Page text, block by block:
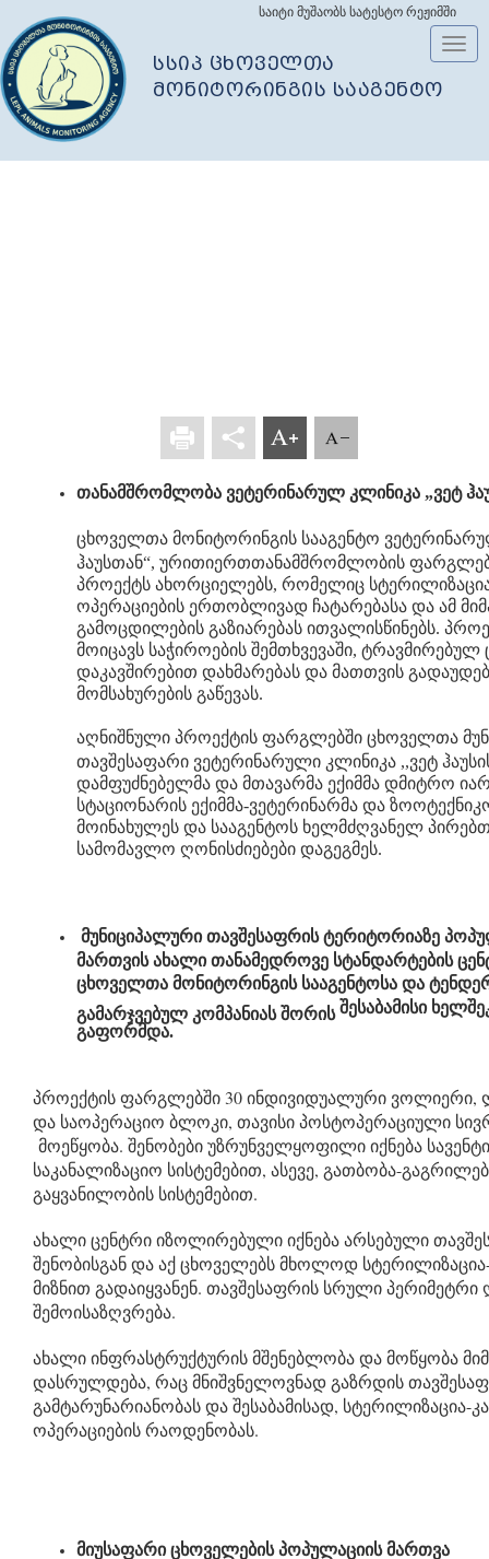
საიტი მუშაობს სატესტო რეჟიმში
სსიპ ცხოველთა
მონიტორინგის სააგენტო
თანამშრომლობა ვეტერინარულ კლინიკა „ვეტ
ცხოველთა მონიტორინგის სააგენტო
ჰაუსთან“, ურითიერთთანამშრომლობის
პროექტს ახორციელებს, რომელიც
ოპერაციების ერთობლივად ჩატარებასა და ამ
გამოცდილების გაზიარებას ითვალისწინებს.
მოიცავს საჭიროების შემთხვევაში,
დაკავშირებით დახმარებას და მათთვის
მომსახურების გაწევას.
აღნიშნული პროექტის ფარგლებში ცხოველთა
თავშესაფარი ვეტერინარული კლინიკა ,,ვეტ
დამფუძნებელმა და მთავარმა ექიმმა დმიტრო
სტაციონარის ექიმმა-ვეტერინარმა და
მოინახულეს და სააგენტოს ხელმძღვანელ
სამომავლო ღონისძიებები დაგეგმეს.
მუნიციპალური თავშესაფრის ტერიტორიაზე
მართვის ახალი თანამედროვე სტანდარტების
ცხოველთა მონიტორინგის სააგენტოსა და
გამარჯვებულ კომპანიას შორის შესაბამისი
გაფორმდა.
პროექტისფარგლებში 30 ინდივიდუალური
და საოპერაციო ბლოკი, თავისი პოსტოპერაციული
მოეწყობა. შენობები უზრუნველყოფილი იქნება
საკანალიზაციო სისტემებით, ასევე, გათბობა-
გაყვანილობის სისტემებით.
ახალი ცენტრი იზოლირებული იქნება არსებული
შენობისგან და აქ ცხოველებს მხოლოდ
მიზნით გადაიყვანენ. თავშესაფრის სრული
შემოისაზღვრება.
ახალი ინფრასტრუქტურის მშენებლობა და მოწყობა
დასრულდება, რაც მნიშვნელოვნად გაზრდის
გამტარუნარიანობას და შესაბამისად, სტერილიზაცია-
ოპერაციების რაოდენობას.
მიუსაფარი ცხოველების პოპულაციის მართვა